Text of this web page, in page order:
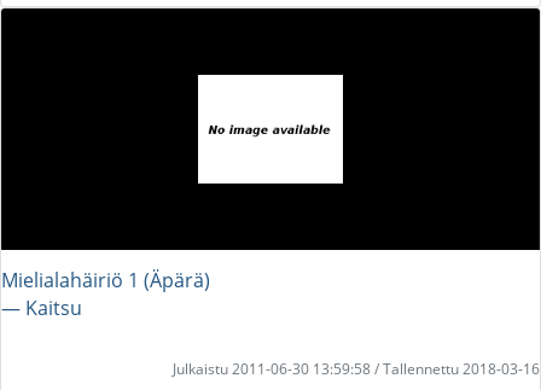
Mielialahäiriö 1 (Äpärä)
― Kaitsu
Julkaistu 2011-06-30 13:59:58 / Tallennettu 2018-03-16